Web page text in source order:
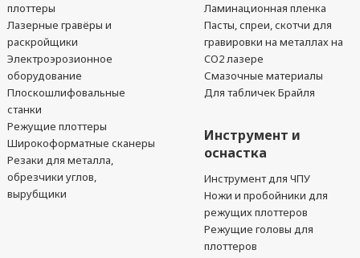
плоттеры
Лазерные гравёры и
раскройщики
Электроэрозионное
оборудование
Плоскошлифовальные
станки
Режущие плоттеры
Широкоформатные сканеры
Резаки для металла,
обрезчики углов,
вырубщики
Ламинационная пленка
Пасты, спреи, скотчи для
гравировки на металлах на
CO2 лазере
Смазочные материалы
Для табличек Брайля
Инструмент и
оснастка
Инструмент для ЧПУ
Ножи и пробойники для
режущих плоттеров
Режущие головы для
плоттеров